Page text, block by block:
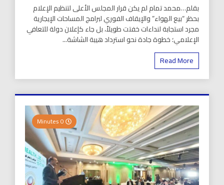
بقلم…محمد تمام لم يكن قرار المجلس الأعلى لتنظيم الإعلام
بحظر “بيع الهواء” والإيقاف الفوري لبرامج المساحات الإيجارية
مجرد استجابة لنداءات خفتت طويلاً، بل جاء كإعلان دولة للتعافي
الإعلامي؛ خطوة جادة نحو استرداد هيبة الشاشة...
Read More